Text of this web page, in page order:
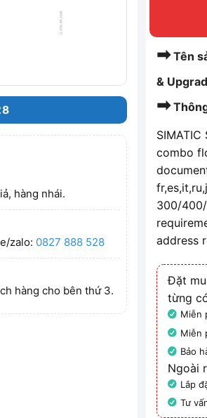
hàng nhái.
zalo: 0827 888 528
hàng cho bên thứ 3.
➡Tên
&
➡
combo
300/400/
address
Đặt
từng
Miễn
Miễn
Bảo
Ngoài
Lắp
Tư